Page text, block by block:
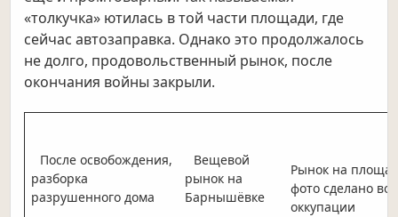
«толкучка» ютилась в той части площади, где
сейчас автозаправка. Однако это продолжалось
не долго, продовольственный рынок, после
окончания войны закрыли.
После освобождения,
разборка
разрушенного дома
Вещевой
рынок на
Барнышёвке
Рынок на
фото сделано во
оккупации